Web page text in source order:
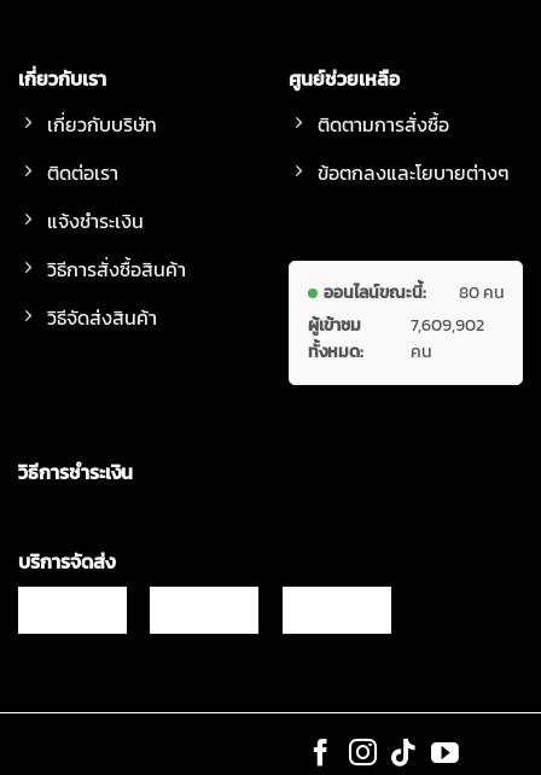
เกี่ยวกับเรา
เกี่ยวกับบริษัท
ติดต่อเรา
แจ้งชำระเงิน
วิธีการสั่งซื้อสินค้า
วิธีจัดส่งสินค้า
ศูนย์ช่วยเหลือ
ติดตามการสั่งซื้อ
ข้อตกลงและโยบายต่างๆ
ออนไลน์ขณะนี้:
80 คน
ผู้เข้าชม
ทั้งหมด:
7,609,902
คน
วิธีการชำระเงิน
บริการจัดส่ง